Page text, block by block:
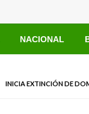
NACIONAL
INICIA EXTINCIÓN DE